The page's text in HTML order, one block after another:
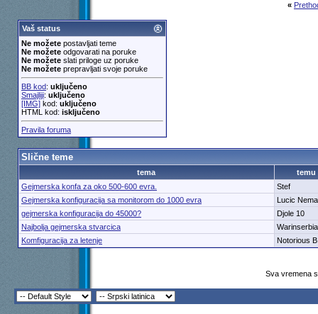
«
Vaš status
Ne možetepostavljati teme
Ne možeteodgovarati na poruke
Ne možeteslati priloge uz poruke
Ne možeteprepravljati svoje poruke
BB kod: uključeno
Smajliji: uključeno
[IMG]kod: uključeno
HTML kod: isključeno
Pravila foruma
Slične teme
tema
temu
Gejmerska konfa za oko 500-600 evra.
Stef
Gejmerska konfiguracija sa monitorom do 1000 evra
Lucic
gejmerska konfiguracija do 45000?
Djole 10
Najbolja gejmerska stvarcica
Warinserbia
Komfiguracija za letenje
Notorious
Sva vremena